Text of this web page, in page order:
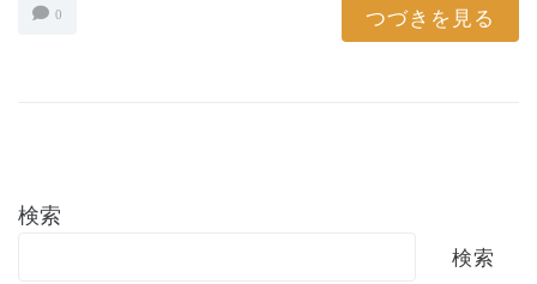
0 つづきを見る
検索
検索